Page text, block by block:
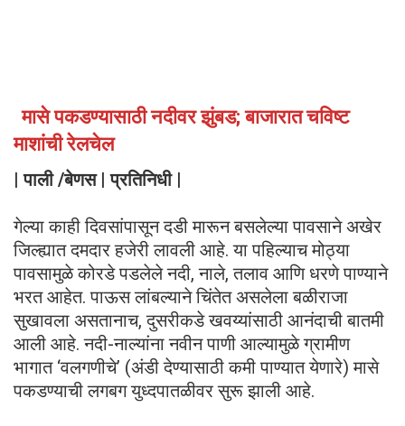
मासे पकडण्यासाठी नदीवर झुंबड; बाजारात चविष्ट
माशांची रेलचेल
| पाली /बेणस | प्रतिनिधी |
गेल्या काही दिवसांपासून दडी मारून बसलेल्या पावसाने अखेर
जिल्ह्यात दमदार हजेरी लावली आहे. या पहिल्याच मोठ्या
पावसामुळे कोरडे पडलेले नदी, नाले, तलाव आणि धरणे पाण्याने
भरत आहेत. पाऊस लांबल्याने चिंतेत असलेला बळीराजा
सुखावला असतानाच, दुसरीकडे खवय्यांसाठी आनंदाची बातमी
आली आहे. नदी-नाल्यांना नवीन पाणी आल्यामुळे ग्रामीण
भागात ‘वलगणीचे’ (अंडी देण्यासाठी कमी पाण्यात येणारे) मासे
पकडण्याची लगबग युध्दपातळीवर सुरू झाली आहे.